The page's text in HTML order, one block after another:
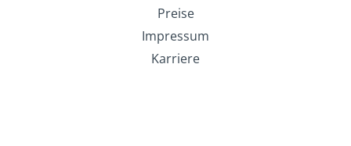
Preise
Impressum
Karriere